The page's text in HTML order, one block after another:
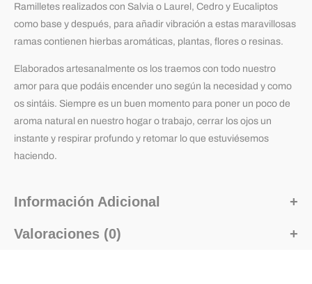
Ramilletes realizados con Salvia o Laurel, Cedro y Eucaliptos
como base y después, para añadir vibración a estas maravillosas
ramas contienen hierbas aromáticas, plantas, flores o resinas.
Elaborados artesanalmente os los traemos con todo nuestro
amor para que podáis encender uno según la necesidad y como
os sintáis. Siempre es un buen momento para poner un poco de
aroma natural en nuestro hogar o trabajo, cerrar los ojos un
instante y respirar profundo y retomar lo que estuviésemos
haciendo.
Información Adicional
Valoraciones (0)